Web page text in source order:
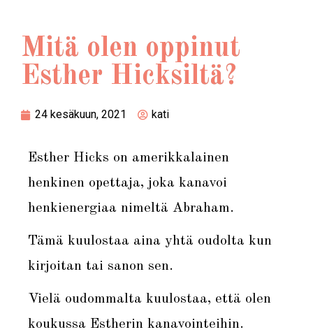
Mitä olen oppinut
Esther Hicksiltä?
24 kesäkuun, 2021 kati
Esther Hicks on amerikkalainen
henkinen opettaja, joka kanavoi
henkienergiaa nimeltä Abraham.
Tämä kuulostaa aina yhtä oudolta kun
kirjoitan tai sanon sen.
Vielä oudommalta kuulostaa, että olen
koukussa Estherin kanavointeihin.